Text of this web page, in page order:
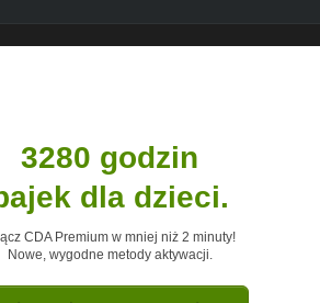
3280 godzin
dla dzieci.
CDA Premium w mniej niż 2 minuty!
Nowe, wygodne metody aktywacji.